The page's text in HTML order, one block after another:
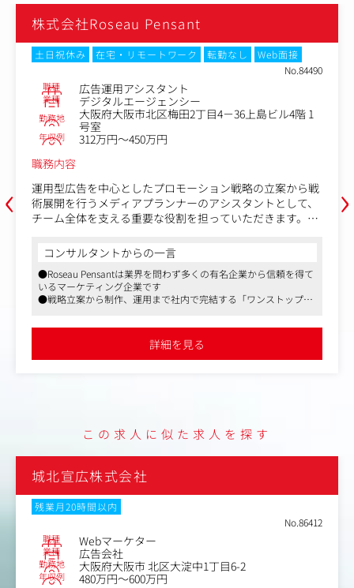
‹
株式会社Roseau Pensant
土日祝休み 在宅・リモートワーク 転勤なし
Web面接
No.84490
職種 広告運用アシスタント
業種 デジタルエージェンシー
勤務地
大阪府大阪市北区梅田2丁目4－36上島ビル4階 1
号室
年収例
312万円～450万円
職務内容
運用型広告を中心としたプロモーション戦略の立案から戦
術展開を行うメディアプランナーのアシスタントとして、
チーム全体を支える重要な役割を担っていただきます。
＜具体的には＞
・媒体管理画面を使用した広告入稿業務
・広告配信設定、スケジュール管理
・クライアント向け広告レポートの作成（Excel）
・社内外の調整および連携
※上記に加えて適性やスキルにあわせて、以下のような業
務にも携わっていただきたいと考えております。
＜求人の魅力＞
・業務は多岐に渡るため、毎日の業務スケジュールは複数
ある業務の優先順位をご自身で判断しながら進めていただ
くことが必要となり、裁量の大きさや業務効率化へのやり
がいを感じることができます。
・サポート業務を通じてWeb広告運用に携わるメンバーや
チームのパフォーマンスを最大化することで、お客様の課
題解決に貢献する重要なポジションです。
＜取り扱いメディア例＞
コンサルタントからの一言
●Roseau Pensantは業界を問わず多くの有名企業から信頼を得て
いるマーケティング企業です
●戦略立案から制作、運用まで社内で完結する「ワンストップソ
詳細を見る
›
この求人に似た求人を探す
城北宣広株式会社
残業月20時間以内
No.86412
職種 Webマーケター
業種 広告会社
勤務地 大阪府大阪市 北区大淀中1丁目6-2
年収例
480万円～600万円